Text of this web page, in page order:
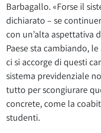
Barbagallo. «Forse il
dichiarato – se
con un’alta aspettativa
Paese sta cambiando,
ci si accorge di questi
sistema previdenziale
tutto per scongiurare
concrete, come la
studenti.